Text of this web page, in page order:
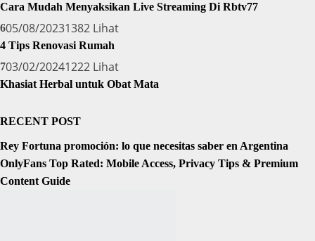
Cara Mudah Menyaksikan Live Streaming Di Rbtv77
605/08/20231382 Lihat
4 Tips Renovasi Rumah
703/02/20241222 Lihat
Khasiat Herbal untuk Obat Mata
RECENT POST
Rey Fortuna promoción: lo que necesitas saber en Argentina
OnlyFans Top Rated: Mobile Access, Privacy Tips & Premium
Content Guide